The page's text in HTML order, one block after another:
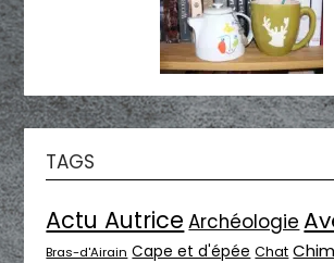
TAGS
Actu Autrice Archéologie
Bras-d'Airain Cape et d'épée Chat